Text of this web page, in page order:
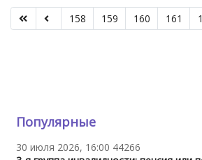
158 159 160 161
Популярные
30 июля 2026, 16:00 44266